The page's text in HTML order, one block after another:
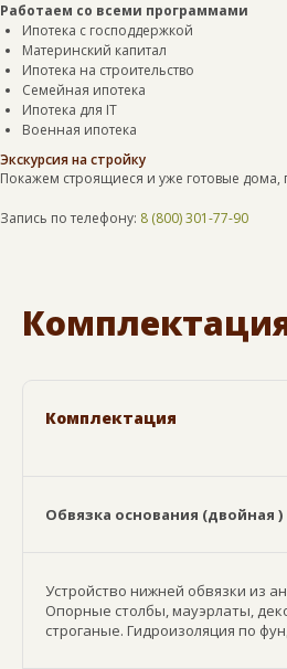
Работаем со всеми программами
Ипотека с господдержкой
Материнский капитал
Ипотека на строительство
Семейная ипотека
Ипотека для IT
Военная ипотека
Экскурсия на стройку
Покажем строящиеся и уже готовые
Запись по телефону: 8 (800) 301-77-90
Комплектация
Обвязка основания (двойная )
Устройство нижней обвязки из
Опорные столбы, мауэрлаты,
строганые. Гидроизоляция по